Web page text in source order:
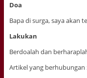
Doa
Bapa di surga, saya akan
Lakukan
Berdoalah dan
Artikel yang berhubungan